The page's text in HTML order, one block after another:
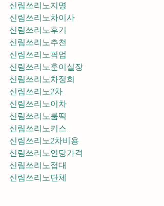
신림쓰리노지명
신림쓰리노차이사
신림쓰리노후기
신림쓰리노추천
신림쓰리노훈이실장
신림쓰리노차정희
신림쓰리노2차
신림쓰리노이차
신림쓰리노룸떡
신림쓰리노키스
신림쓰리노2차비용
신림쓰리노인당가격
신림쓰리노접대
신림쓰리노단체